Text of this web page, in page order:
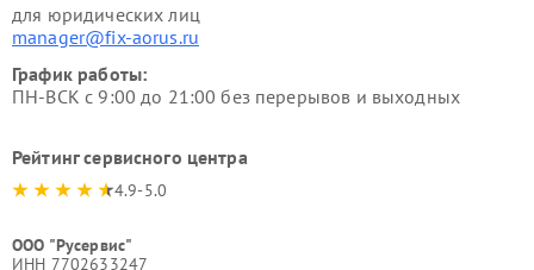
для юридических лиц
manager@fix-aorus.ru
График работы:
ПН-ВСК с 9:00 до 21:00 без перерывов и выходных
Рейтинг сервисного центра
4.9-5.0
ООО "Русервис"
ИНН 7702633247